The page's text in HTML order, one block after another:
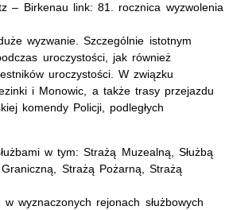
– Birkenau link: 81. rocznica wyzwolenia
wyzwanie. Szczególnie istotnym
uroczystości, jak również
uroczystości. W związku
i Monowic, a także trasy przejazdu
komendy Policji, podległych
w tym: Strażą Muzealną, Służbą
Strażą Pożarną, Strażą
wyznaczonych rejonach służbowych